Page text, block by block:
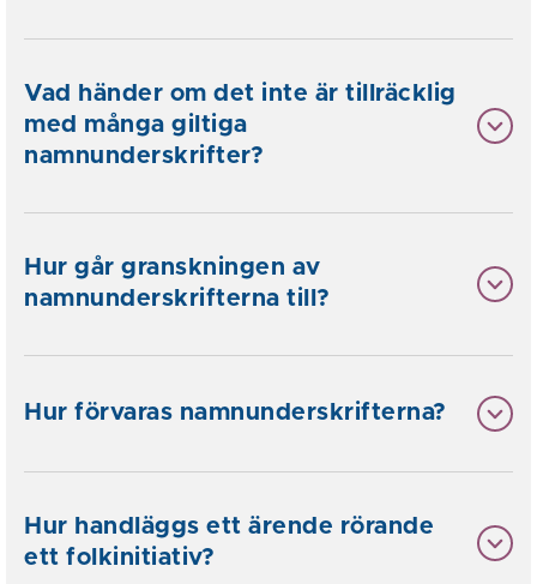
Vad händer om det inte är tillräcklig
med många giltiga
namnunderskrifter?
Hur går granskningen av
namnunderskrifterna till?
Hur förvaras namnunderskrifterna?
Hur handläggs ett ärende rörande
ett folkinitiativ?